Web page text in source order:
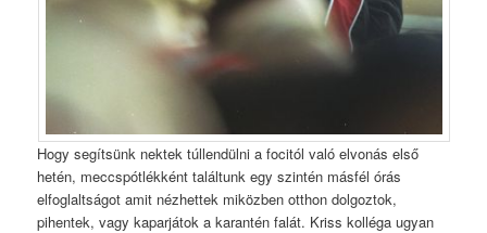
Hogy segítsünk nektek túllendülni a focitól való elvonás első
hetén, meccspótlékként találtunk egy szintén másfél órás
elfoglaltságot amit nézhettek miközben otthon dolgoztok,
pihentek, vagy kaparjátok a karantén falát. Kriss kolléga ugyan